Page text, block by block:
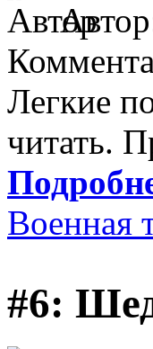
Легкие
читать.
Военная
#6: